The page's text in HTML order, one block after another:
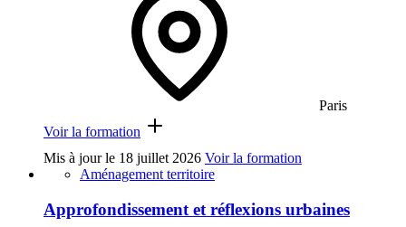
Paris
Voir la formation
Mis à jour le 18 juillet 2026 Voir la formation
Aménagement territoire
Approfondissement et réflexions urbaines